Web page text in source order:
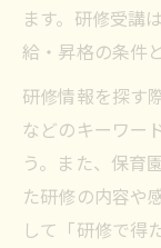
ます。研修受講
給・昇格の条件
研修情報を探す
などのキーワー
う。また、保育
た研修の内容や
して「研修で得